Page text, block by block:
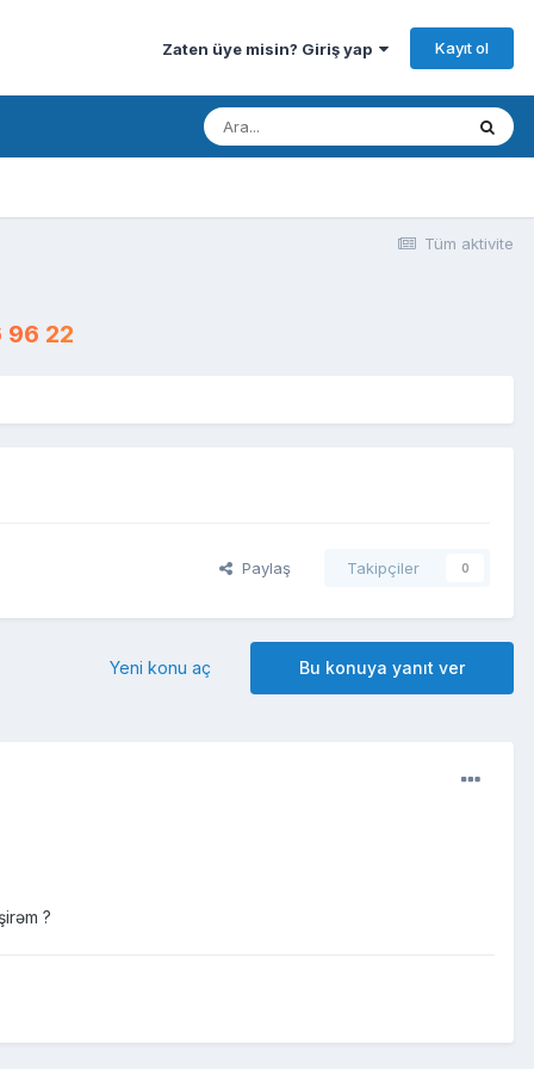
Zaten üye misin? Giriş yap Kayıt ol
Tüm aktivite
96 22
Paylaş Takipçiler 0
Bu konuya yanıt ver
Yeni konu aç
?